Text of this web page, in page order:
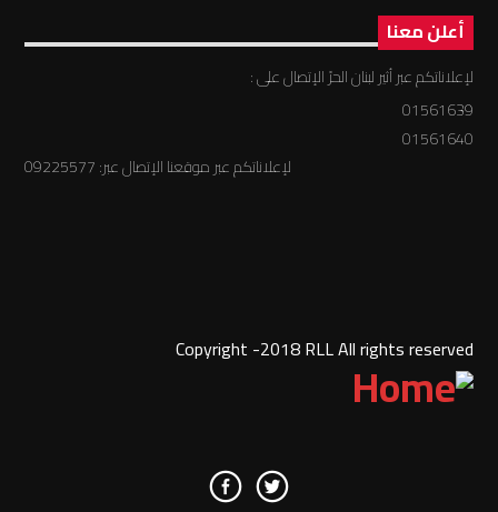
أعلن معنا
لإعلاناتكم عبر أثير لبنان الحرّ الإتصال على :
01561639
01561640
لإعلاناتكم عبر موقعنا الإتصال عبر: 09225577
Copyright -2018 RLL All rights reserved